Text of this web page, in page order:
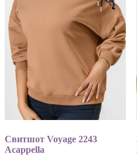
Свитшот Voyage 2243
Acappella